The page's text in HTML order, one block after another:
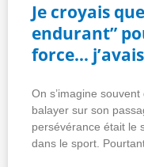
Je croyais
endurant”
force…
On s’imagine
balayer sur son
persévérance était le
dans le sport.